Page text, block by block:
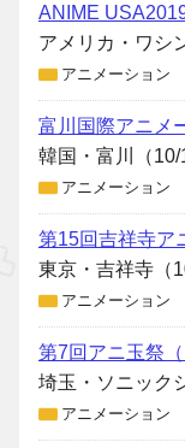
ANIME
アメリカ・ワシ
アニメーション
富川国際アニメ
韓国・富川（10/
アニメーション
第15回吉祥寺ア
東京・吉祥寺（
アニメーション
第7回アニ玉祭
埼玉・ソニック
アニメーション